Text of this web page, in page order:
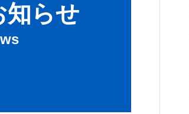
知らせ